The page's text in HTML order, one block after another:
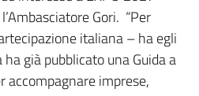
Gori. “Per
italiana – ha egli
già pubblicato una Guida a
accompagnare imprese,